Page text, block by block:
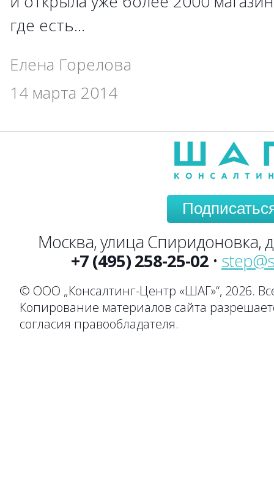
где есть…
Елена Горелова
14 марта 2014
Москва, улица Спиридоновка,
+7 (495) 258-25-02 •
© ООО „Консалтинг-Центр «ШАГ»“, 2026.
Копирование материалов сайта
согласия правообладателя.